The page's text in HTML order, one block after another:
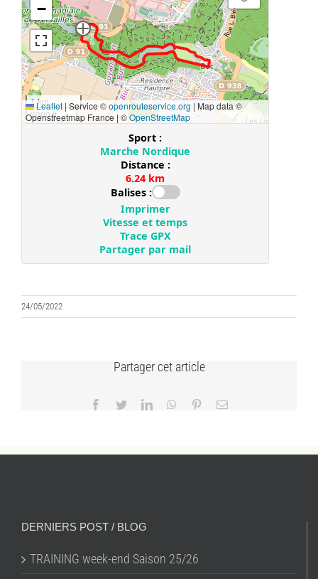
24/05/2022
Partager cet article
Facebook
TwitterLinkedInWhatsApp
PinterestEmail
DERNIERS POST / BLOG
TRAINING week-end Saison 25/26